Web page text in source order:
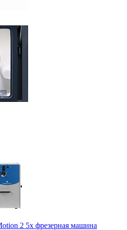
2 5x фрезерная машина